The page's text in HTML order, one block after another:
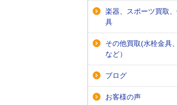
楽器、スポーツ買取
具
その他買取(水栓金具
など）
ブログ
お客様の声